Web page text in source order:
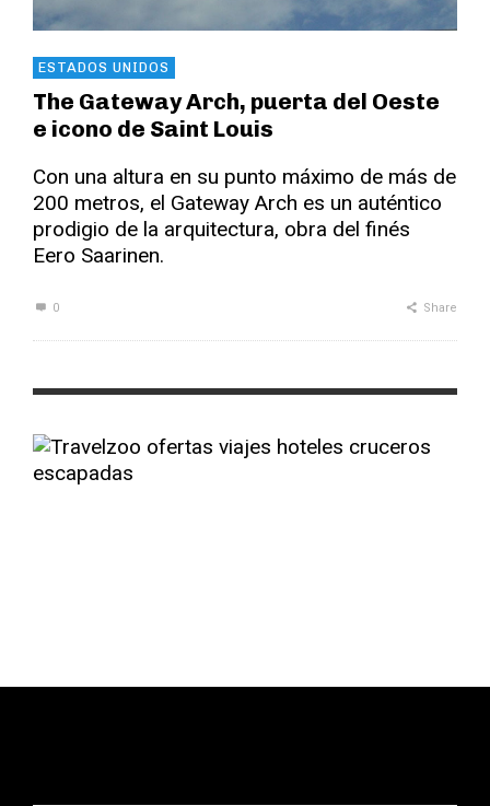
ESTADOS UNIDOS
The Gateway Arch, puerta del Oeste
e icono de Saint Louis
Con una altura en su punto máximo de más de
200 metros, el Gateway Arch es un auténtico
prodigio de la arquitectura, obra del finés
Eero Saarinen.
0 Share